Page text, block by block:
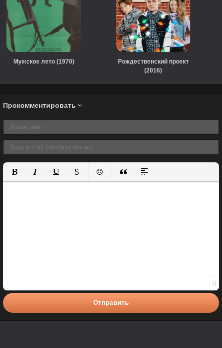
Мужское лето (1970)
Рождественский проект
(2016)
Прокомментировать
Полужирный
КурсивПодчеркнутый
ЗачеркнутыйВставить смайлик
Вставка цитаты
Вставка спойлера
0
Отправить